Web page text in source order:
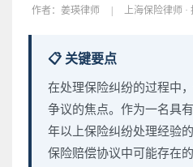
作者： 姜瑛律师 | 上海保险律师 ·
📋 关键要点
在处理保险纠纷的过程中
争议的焦点。作为一名具
年以上保险纠纷处理经验
保险赔偿协议中可能存在